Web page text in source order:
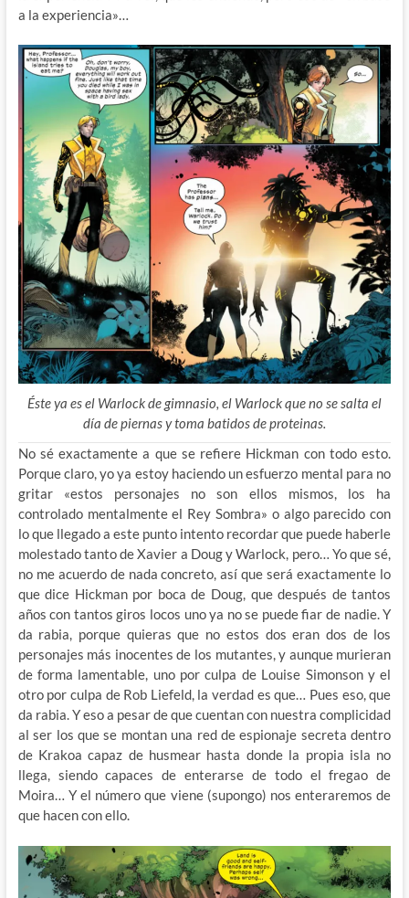
a la experiencia»…
Éste ya es el Warlock de gimnasio, el Warlock que no se salta el
día de piernas y toma batidos de proteinas.
No sé exactamente a que se refiere Hickman con todo esto.
Porque claro, yo ya estoy haciendo un esfuerzo mental para no
gritar «estos personajes no son ellos mismos, los ha
controlado mentalmente el Rey Sombra» o algo parecido con
lo que llegado a este punto intento recordar que puede haberle
molestado tanto de Xavier a Doug y Warlock, pero… Yo que sé,
no me acuerdo de nada concreto, así que será exactamente lo
que dice Hickman por boca de Doug, que después de tantos
años con tantos giros locos uno ya no se puede fiar de nadie. Y
da rabia, porque quieras que no estos dos eran dos de los
personajes más inocentes de los mutantes, y aunque murieran
de forma lamentable, uno por culpa de Louise Simonson y el
otro por culpa de Rob Liefeld, la verdad es que… Pues eso, que
da rabia. Y eso a pesar de que cuentan con nuestra complicidad
al ser los que se montan una red de espionaje secreta dentro
de Krakoa capaz de husmear hasta donde la propia isla no
llega, siendo capaces de enterarse de todo el fregao de
Moira… Y el número que viene (supongo) nos enteraremos de
que hacen con ello.